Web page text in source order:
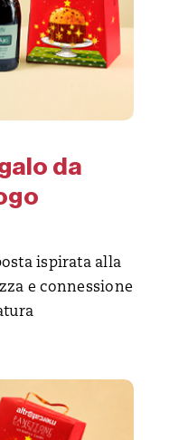
da
ispirata alla
e connessione